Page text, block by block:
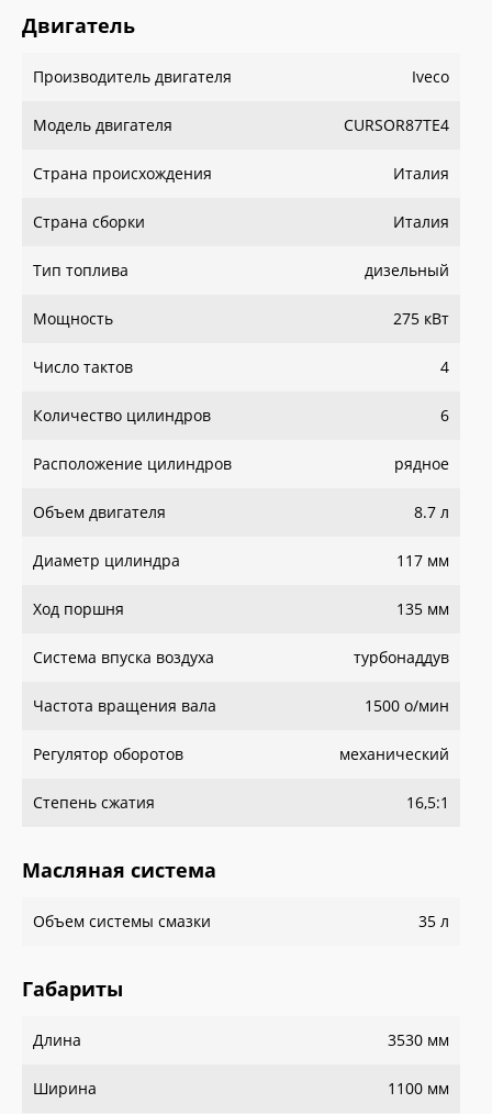
Двигатель
Производитель двигателя Iveco
Модель двигателя СURSOR87TE4
Страна происхождения Италия
Страна сборки Италия
Тип топлива дизельный
Мощность 275 кВт
Число тактов 4
Количество цилиндров 6
Расположение цилиндров рядное
Объем двигателя 8.7 л
Диаметр цилиндра 117 мм
Ход поршня 135 мм
Система впуска воздуха турбонаддув
Частота вращения вала 1500 о/мин
Регулятор оборотов механический
Степень сжатия 16,5:1
Масляная система
Объем системы смазки 35 л
Габариты
Длина 3530 мм
Ширина 1100 мм